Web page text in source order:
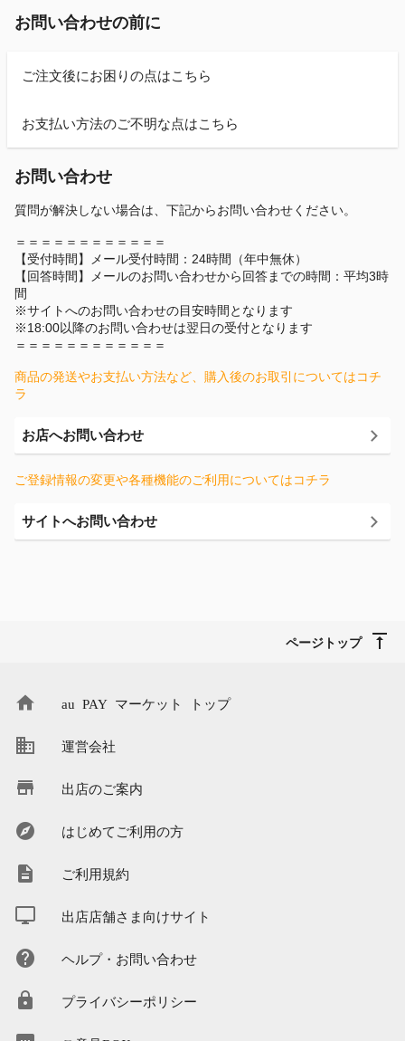
お問い合わせの前に
ご注文後にお困りの点はこちら
お支払い方法のご不明な点はこちら
お問い合わせ
質問が解決しない場合は、下記からお問い合わせください。
＝＝＝＝＝＝＝＝＝＝＝＝
【受付時間】メール受付時間：24時間（年中無休）
【回答時間】メールのお問い合わせから回答までの時間：平均3時
間
※サイトへのお問い合わせの目安時間となります
※18:00以降のお問い合わせは翌日の受付となります
＝＝＝＝＝＝＝＝＝＝＝＝
商品の発送やお支払い方法など、購入後のお取引についてはコチ
ラ
お店へお問い合わせ
ご登録情報の変更や各種機能のご利用についてはコチラ
サイトへお問い合わせ
ページトップ
au PAY マーケット トップ
運営会社
出店のご案内
はじめてご利用の方
ご利用規約
出店店舗さま向けサイト
ヘルプ・お問い合わせ
プライバシーポリシー